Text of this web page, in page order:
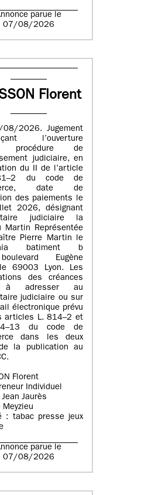
parue le
07/08/2026
Florent
2026. Jugement
l’ouverture
procédure de
judiciaire, en
du II de l’article
du code de
date de
des paiements le
2026, désignant
judiciaire la
Martin Représentée
Pierre Martin le
batiment b
Eugène
69003 Lyon. Les
des créances
à adresser au
judiciaire ou sur
électronique prévu
articles L. 814–2 et
du code de
dans les deux
la publication au
Florent
Individuel
Jaurès
: tabac presse jeux
parue le
07/08/2026